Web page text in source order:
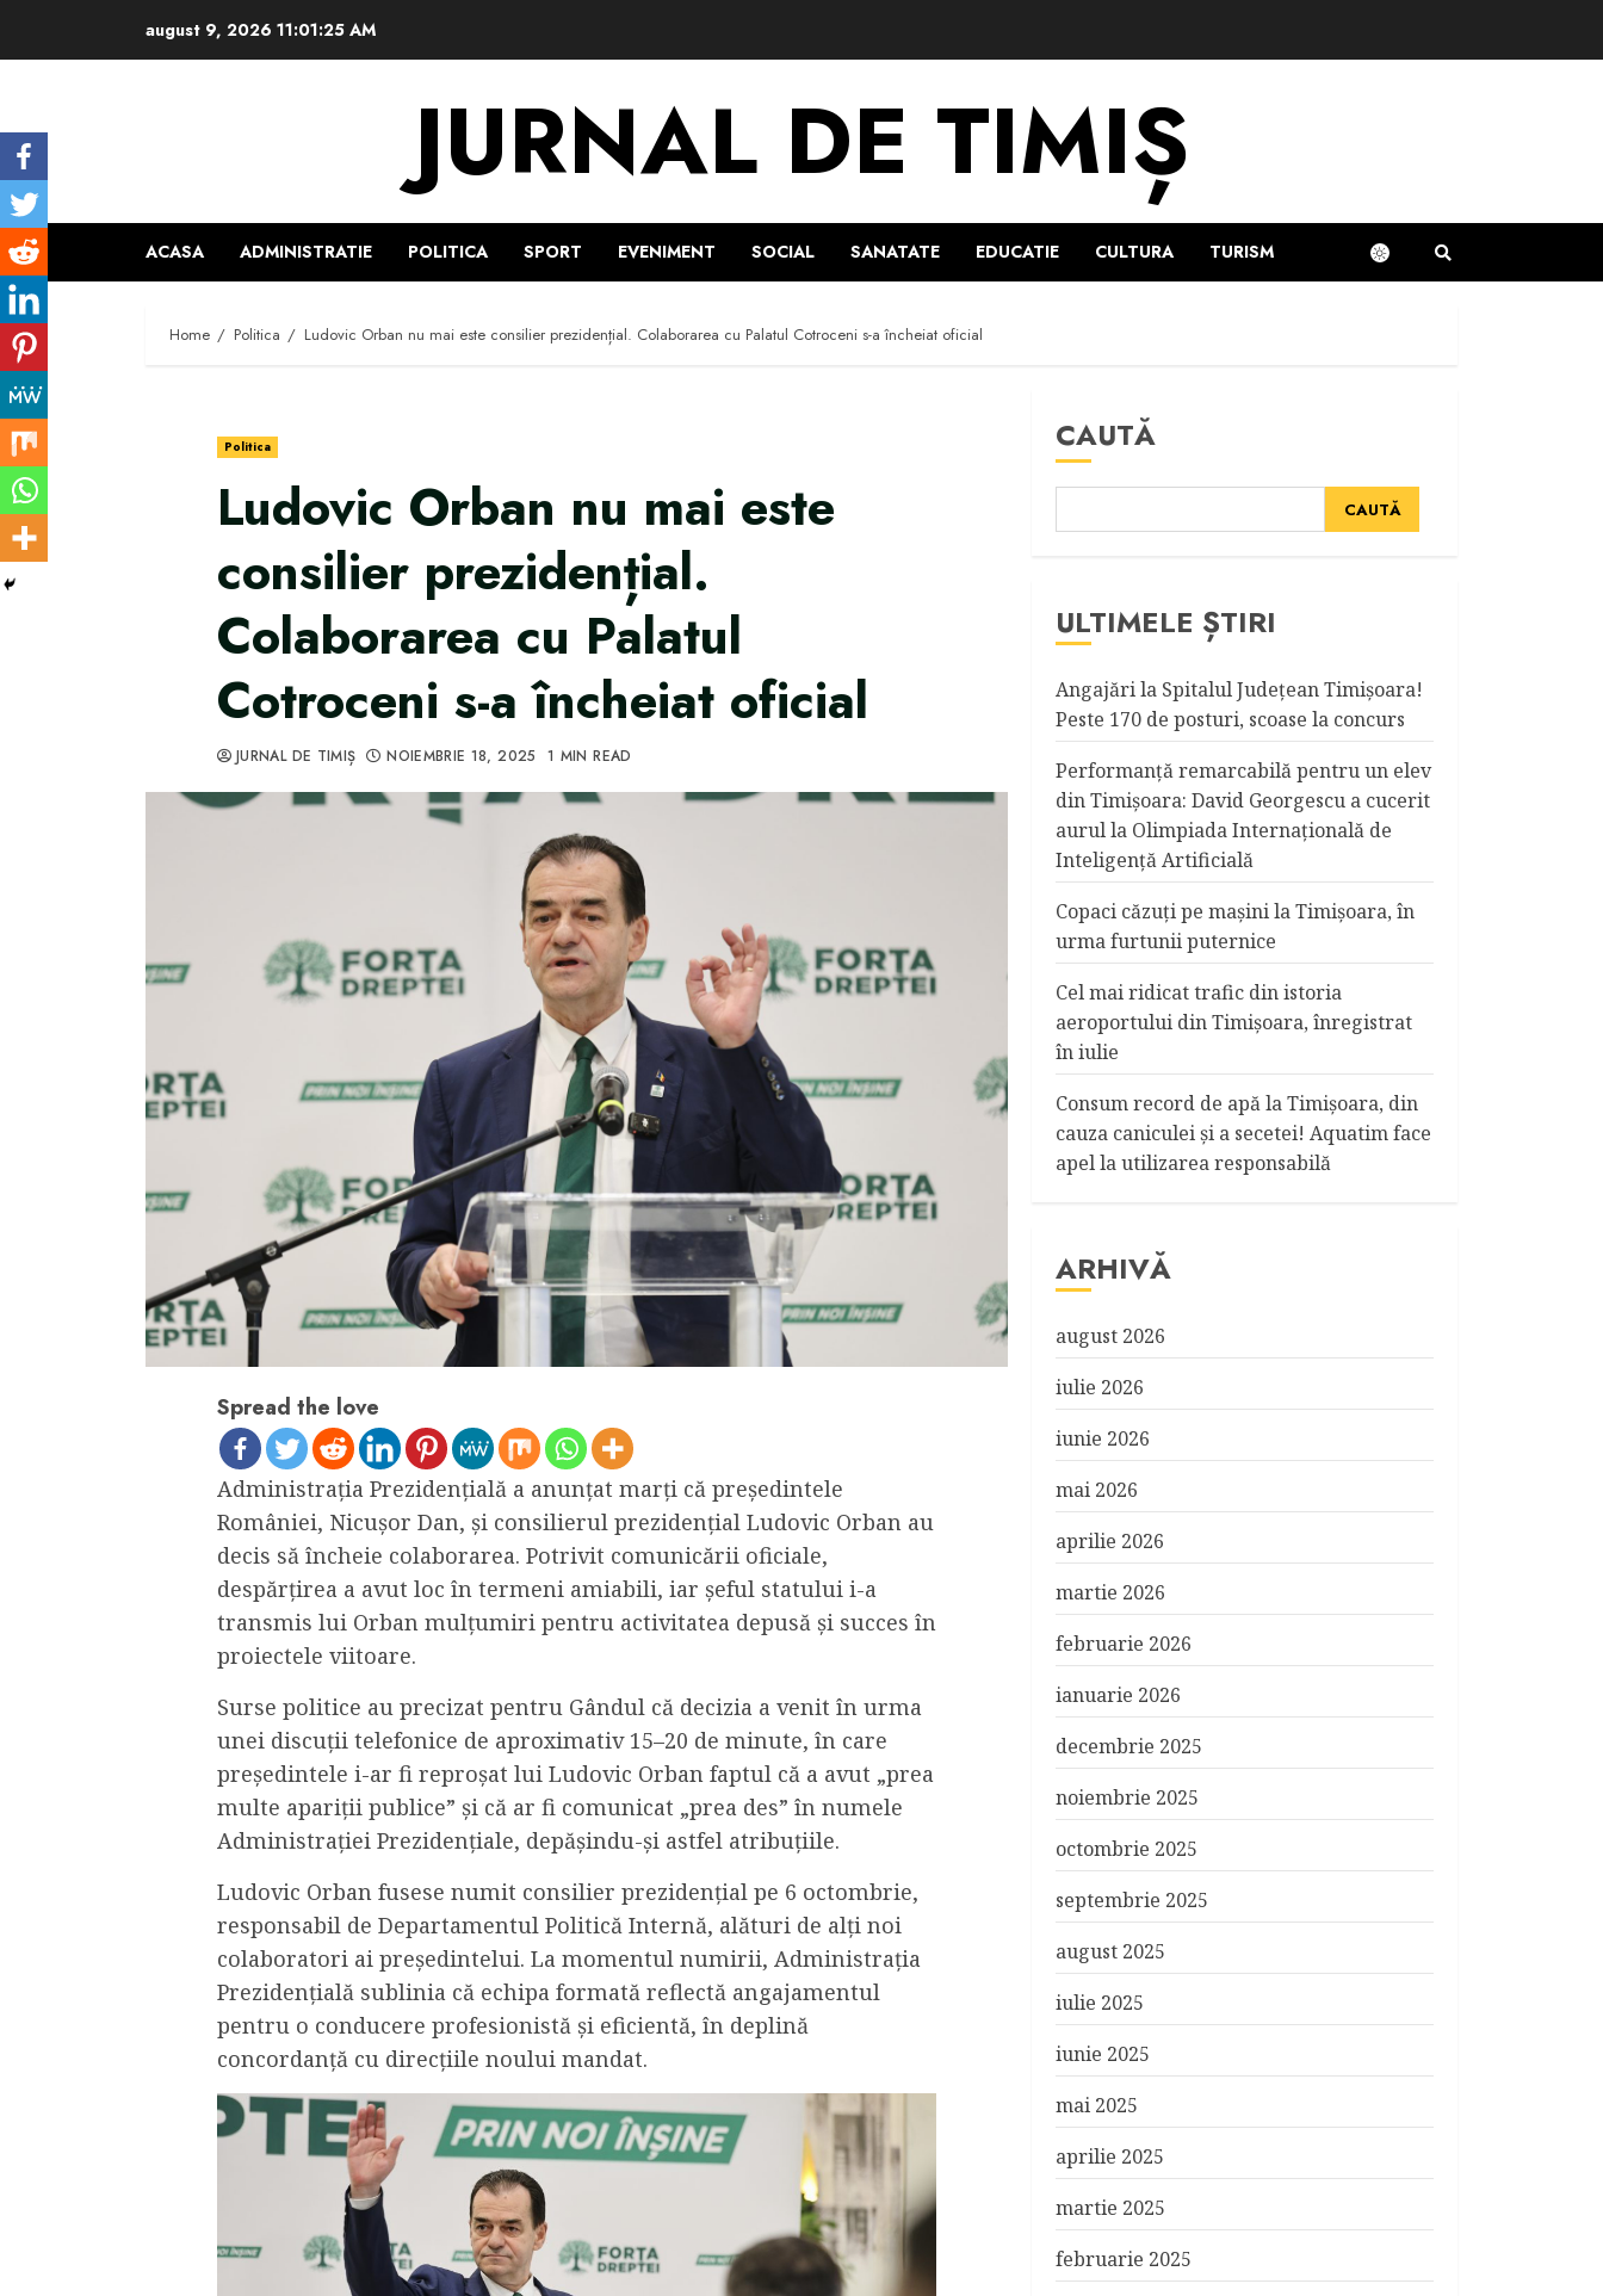
august 9, 2026 11:01:26 AM
JURNAL DE TIMIȘ
ACASA ADMINISTRATIE POLITICA SPORT EVENIMENT SOCIAL SANATATE EDUCATIE CULTURA TURISM
Home Politica Ludovic Orban nu mai este consilier prezidențial. Colaborarea cu Palatul Cotroceni s-a încheiat oficial
Politica
Ludovic Orban nu mai este
consilier prezidențial.
Colaborarea cu Palatul
Cotroceni s-a încheiat oficial
JURNAL DE TIMIȘ NOIEMBRIE 18, 2025 1 MIN READ
Spread the love
Administrația Prezidențială a anunțat marți că președintele
României, Nicușor Dan, și consilierul prezidențial Ludovic Orban au
decis să încheie colaborarea. Potrivit comunicării oficiale,
despărțirea a avut loc în termeni amiabili, iar șeful statului i-a
transmis lui Orban mulțumiri pentru activitatea depusă și succes în
proiectele viitoare.
Surse politice au precizat pentru Gândul că decizia a venit în urma
unei discuții telefonice de aproximativ 15–20 de minute, în care
președintele i-ar fi reproșat lui Ludovic Orban faptul că a avut „prea
multe apariții publice” și că ar fi comunicat „prea des” în numele
Administrației Prezidențiale, depășindu-și astfel atribuțiile.
Ludovic Orban fusese numit consilier prezidențial pe 6 octombrie,
responsabil de Departamentul Politică Internă, alături de alți noi
colaboratori ai președintelui. La momentul numirii, Administrația
Prezidențială sublinia că echipa formată reflectă angajamentul
pentru o conducere profesionistă și eficientă, în deplină
concordanță cu direcțiile noului mandat.
CAUTĂ
CAUTĂ
ULTIMELE ȘTIRI
Angajări la Spitalul Judeţean Timişoara!
Peste 170 de posturi, scoase la concurs
Performanță remarcabilă pentru un elev
din Timișoara: David Georgescu a cucerit
aurul la Olimpiada Internațională de
Inteligență Artificială
Copaci căzuţi pe maşini la Timişoara, în
urma furtunii puternice
Cel mai ridicat trafic din istoria
aeroportului din Timişoara, înregistrat
în iulie
Consum record de apă la Timişoara, din
cauza caniculei şi a secetei! Aquatim face
apel la utilizarea responsabilă
ARHIVĂ
august 2026
iulie 2026
iunie 2026
mai 2026
aprilie 2026
martie 2026
februarie 2026
ianuarie 2026
decembrie 2025
noiembrie 2025
octombrie 2025
septembrie 2025
august 2025
iulie 2025
iunie 2025
mai 2025
aprilie 2025
martie 2025
februarie 2025